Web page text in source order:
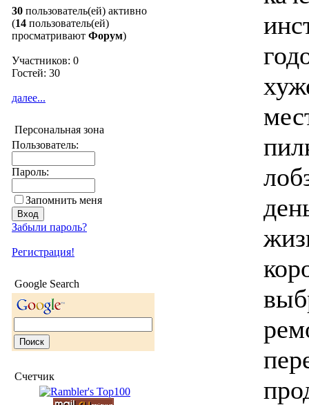
30 пользователь(ей) активно
(14 пользователь(ей)
просматривают Форум)
Участников: 0
Гостей: 30
далее...
Персональная зона
Пользователь:
Пароль:
Запомнить меня
Забыли пароль?
Регистрация!
Google Search
Счетчик